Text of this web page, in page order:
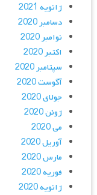
ژانویه 2021
دسامبر 2020
نوامبر 2020
اکتبر 2020
سپتامبر 2020
آگوست 2020
جولای 2020
ژوئن 2020
می 2020
آوریل 2020
مارس 2020
فوریه 2020
ژانویه 2020